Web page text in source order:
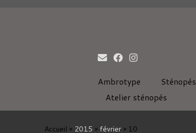
Ambrotype Sténopés
Atelier sténopés
Accueil » 2015 » février » 10